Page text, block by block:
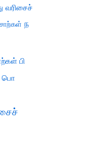
வரிசைச்
ந
பி
பொ